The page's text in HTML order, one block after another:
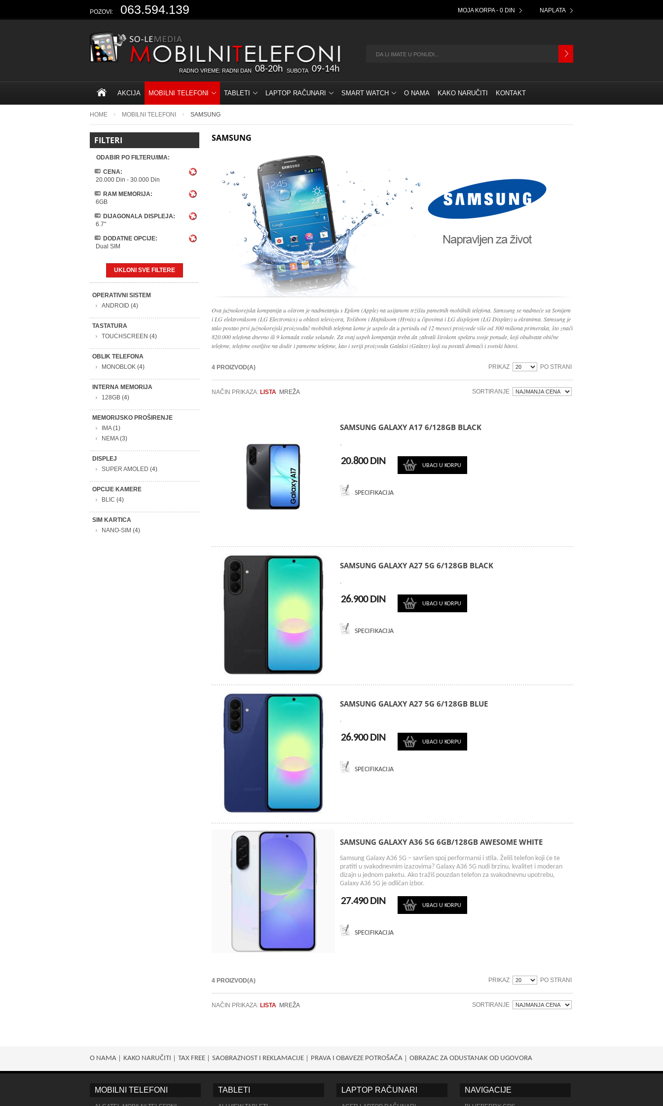
POZOVI: 063.594.139 MOJA KORPA - 0 DIN NAPLATA
RADNO VREME: RADNI DAN 08-20h SUBOTA 09-14h
AKCIJA MOBILNI TELEFONI TABLETI LAPTOP RAČUNARI SMART WATCH O NAMA KAKO NARUČITI KONTAKT
HOME MOBILNI TELEFONI SAMSUNG
FILTERI
ODABIR PO FILTERU/IMA:
CENA:
20.000 Din - 30.000 Din
RAM MEMORIJA:
6GB
DIJAGONALA DISPLEJA:
6.7''
DODATNE OPCIJE:
Dual SIM
UKLONI SVE FILTERE
OPERATIVNI SISTEM
ANDROID (4)
TASTATURA
TOUCHSCREEN (4)
OBLIK TELEFONA
MONOBLOK (4)
INTERNA MEMORIJA
128GB (4)
MEMORIJSKO PROŠIRENJE
IMA(1)
NEMA(3)
DISPLEJ
SUPER AMOLED (4)
OPCIJE KAMERE
BLIC (4)
SIM KARTICA
NANO-SIM (4)
SAMSUNG
Ova južnokorejska kompanija u oštrom je nadmetanju s Eplom (Apple) na usijanom tržištu pametnih mobilnih telefona. Samsung se nadmeće sa Sonijem
i LG elektroniksom (LG Electronics) u oblasti televizora, Tošibom i Hajniksom (Hynix) u čipovima i LG displejom (LG Display) u ekranima. Samsung je
tako postao prvi južnokorejski proizvođač mobilnih telefona kome je uspelo da u periodu od 12 meseci proizvede više od 300 miliona primeraka, što znači
820.000 telefona dnevno ili 9 komada svake sekunde. Za ovaj uspeh kompanija treba da zahvali širokom spektru svoje ponude, koji obuhvata obične
telefone, telefone osetljive na dodir i pametne telefone, kao i seriji proizvoda Galaksi (Galaxy) koji su postali domaći i svetski hitovi.
4 PROIZVOD(A) PRIKAZ PO STRANI
NAČIN PRIKAZA: LISTA MREŽA SORTIRANJE
SAMSUNG GALAXY A17 6/128GB BLACK
.
20.800 DIN UBACI U KORPU
SPECIFIKACIJA
SAMSUNG GALAXY A27 5G 6/128GB BLACK
.
26.900 DIN UBACI U KORPU
SPECIFIKACIJA
SAMSUNG GALAXY A27 5G 6/128GB BLUE
.
26.900 DIN UBACI U KORPU
SPECIFIKACIJA
SAMSUNG GALAXY A36 5G 6GB/128GB AWESOME WHITE
Samsung Galaxy A36 5G – savršen spoj performansi i stila. Želiš telefon koji će te
pratiti u svakodnevnim izazovima? Galaxy A36 5G nudi brzinu, kvalitet i moderan
dizajn u jednom paketu. Ako tražiš pouzdan telefon za svakodnevnu upotrebu,
Galaxy A36 5G je odličan izbor.
27.490 DIN UBACI U KORPU
SPECIFIKACIJA
4 PROIZVOD(A) PRIKAZ PO STRANI
NAČIN PRIKAZA: LISTA MREŽA SORTIRANJE
O NAMA KAKO NARUČITI TAX FREE SAOBRAZNOST I REKLAMACIJE PRAVA I OBAVEZE POTROŠАČA OBRAZAC ZA ODUSTANAK OD UGOVORA
MOBILNI TELEFONI TABLETI LAPTOP RAČUNARI NAVIGACIJE